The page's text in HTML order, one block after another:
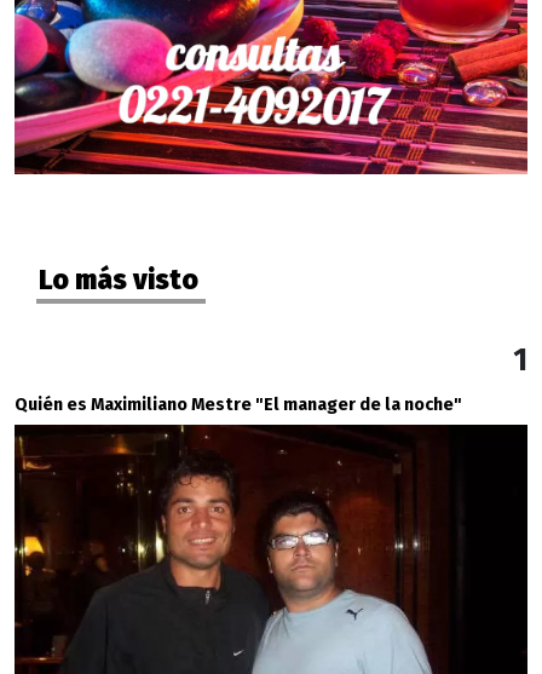
Lo más visto
1
Quién es Maximiliano Mestre "El manager de la noche"